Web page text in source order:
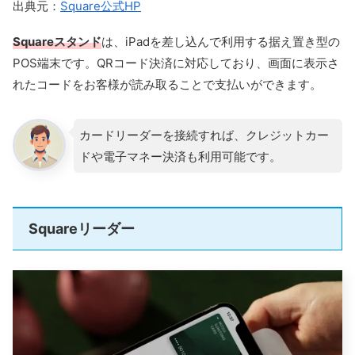
出典元： Square公式HP
Squareスタンドは、iPadを差し込んで利用する据え置き型の
POS端末です。QRコード決済に対応しており、画面に表示さ
れたコードをお客様が読み取ることで支払いができます。
カードリーダーを接続すれば、クレジットカー
ドや電子マネー決済も利用可能です。
Squareリーダー